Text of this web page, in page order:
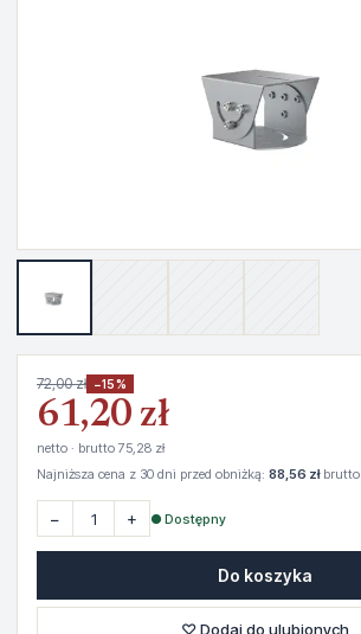
72,00 zł −15%
61,20 zł
netto · brutto 75,28 zł
Najniższa cena z 30 dni przed obniżką: 88,56 złbrutto
− + ● Dostępny
Do koszyka
♡ Dodaj do ulubionych